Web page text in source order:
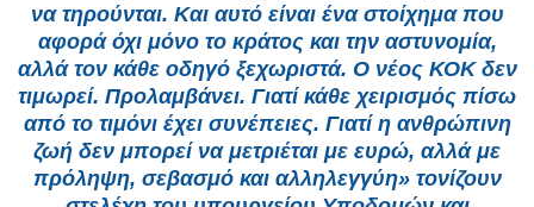
να τηρούνται. Και αυτό είναι ένα στοίχημα που
αφορά όχι μόνο το κράτος και την αστυνομία,
αλλά τον κάθε οδηγό ξεχωριστά. Ο νέος ΚΟΚ δεν
τιμωρεί. Προλαμβάνει. Γιατί κάθε χειρισμός πίσω
από το τιμόνι έχει συνέπειες. Γιατί η ανθρώπινη
ζωή δεν μπορεί να μετριέται με ευρώ, αλλά με
πρόληψη, σεβασμό και αλληλεγγύη» τονίζουν